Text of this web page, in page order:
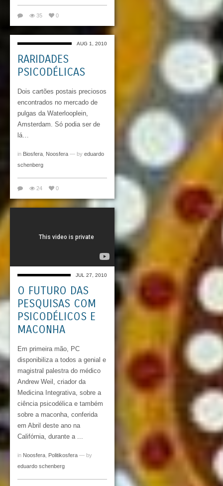
35 0
AUG 1, 2010
RARIDADES
PSICODÉLICAS
Dois cartões postais preciosos
encontrados no mercado de
pulgas da Waterlooplein,
Amsterdam. Só podia ser de
lá…
in Biosfera Noosfera — by eduardo
schenberg
24 0
JUL 27, 2010
O FUTURO DAS
PESQUISAS COM
PSICODÉLICOS E
MACONHA
Em primeira mão, PC
disponibiliza a todos a genial e
magistral palestra do médico
Andrew Weil, criador da
Medicina Integrativa, sobre a
ciência psicodélica e também
sobre a maconha, conferida
em Abril deste ano na
Califórnia, durante a ...
in Noosfera Politikosfera — by
eduardo schenberg